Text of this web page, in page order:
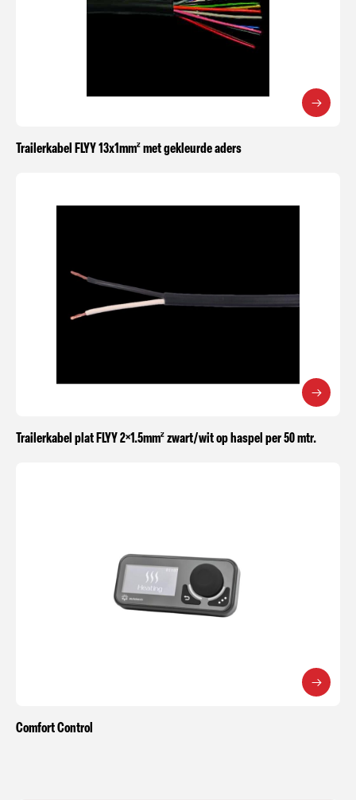
Trailerkabel FLYY 13x1mm² met gekleurde aders
Trailerkabel plat FLYY 2×1.5mm² zwart/wit op haspel per 50 mtr.
Comfort Control